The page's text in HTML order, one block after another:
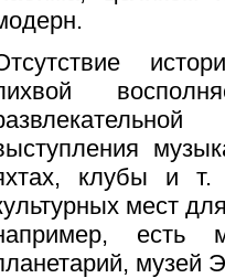
клубы и т.
мест
есть
музей